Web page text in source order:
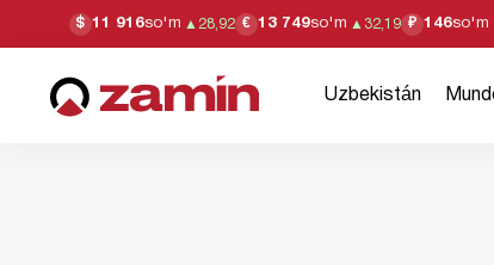
$ 11 916so'm ▲ 28,92 € 13 749so'm ▲ 32,19 ₽ 146so'm
Uzbekistán